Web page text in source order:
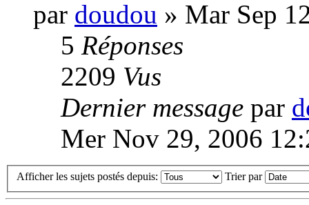
par doudou » Mar Sep
5 Réponses
2209 Vus
Dernier message par
Mer Nov 29, 2006
Afficher les sujets postés depuis: Trier par